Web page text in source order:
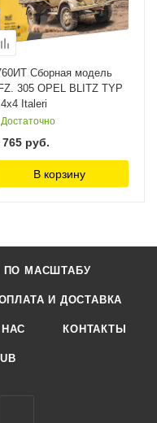
Сборная модель
305 OPEL BLITZ TYP
Italeri
Достаточно
765 руб.
В корзину
ПО МАСШТАБУ
И ДОСТАВКА
КОНТАКТЫ